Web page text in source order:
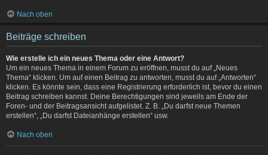
Nach oben
Beiträge schreiben
Wie erstelle ich ein neues Thema oder eine Antwort?
Um ein neues Thema in einem Forum zu eröffnen, musst du auf „Neues
Thema“ klicken. Um auf einen Beitrag zu antworten, musst du auf „Antworten“
klicken. Es könnte sein, dass eine Registrierung erforderlich ist, bevor du einen
Beitrag schreiben kannst. Deine Berechtigungen sind jeweils am Ende der
Foren- und der Beitragsansicht aufgelistet. Z. B. „Du darfst neue Themen
erstellen“, „Du darfst Dateianhänge erstellen“ usw.
Nach oben